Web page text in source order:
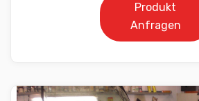
Produkt
Anfragen